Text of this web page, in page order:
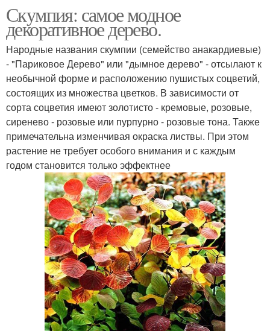
Скумпия: самое модное
декоративное дерево.
Народные названия скумпии (семейство анакардиевые)
- "Париковое Дерево" или "дымное дерево" - отсылают к
необычной форме и расположению пушистых соцветий,
состоящих из множества цветков. В зависимости от
сорта соцветия имеют золотисто - кремовые, розовые,
сиренево - розовые или пурпурно - розовые тона. Также
примечательна изменчивая окраска листвы. При этом
растение не требует особого внимания и с каждым
годом становится только эффектнее